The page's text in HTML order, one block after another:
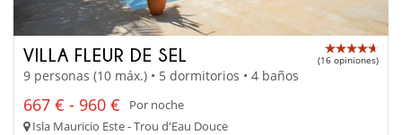
VILLA FLEUR DE SEL (16 opiniones)
9 personas (10 máx.) • 5 dormitorios • 4 baños
667 € - 960 €
Por noche
Isla Mauricio Este - Trou d'Eau Douce